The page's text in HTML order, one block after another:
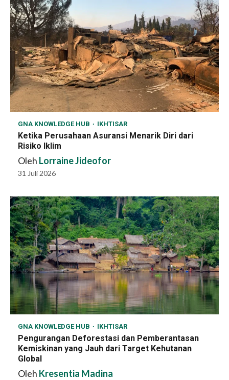
GNA KNOWLEDGE HUB IKHTISAR
Ketika Perusahaan Asuransi Menarik Diri dari
Risiko Iklim
Oleh Lorraine Jideofor
31 Juli 2026
GNA KNOWLEDGE HUB IKHTISAR
Pengurangan Deforestasi dan Pemberantasan
Kemiskinan yang Jauh dari Target Kehutanan
Global
Oleh Kresentia Madina